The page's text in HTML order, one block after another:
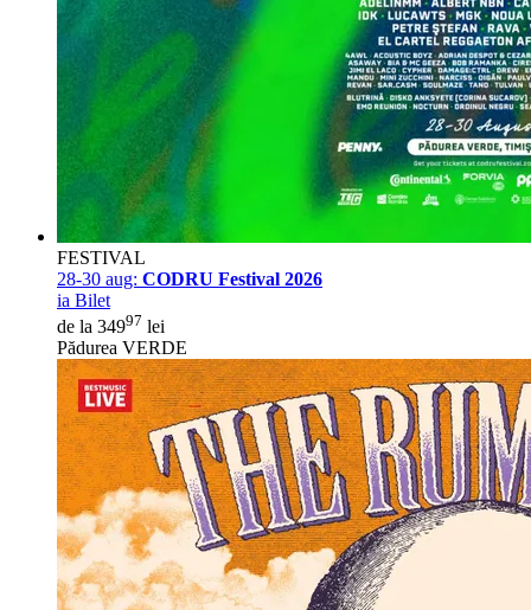
FESTIVAL
28-30 aug: CODRU Festival 2026
ia Bilet
de la 34997 lei
Pădurea VERDE